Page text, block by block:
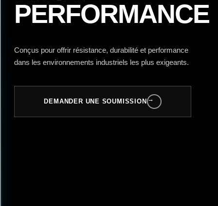
PERFORMANCE
Conçus pour offrir résistance, durabilité et performance
dans les environnements industriels les plus exigeants.
DEMANDER UNE SOUMISSION →